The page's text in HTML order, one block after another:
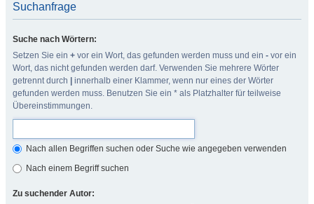
Suchanfrage
Suche nach Wörtern:
Setzen Sie ein + vor ein Wort, das gefunden werden muss und ein - vor ein
Wort, das nicht gefunden werden darf. Verwenden Sie mehrere Wörter
getrennt durch
innerhalb einer Klammer, wenn nur eines der Wörter
gefunden werden muss. Benutzen Sie ein * als Platzhalter für teilweise
Übereinstimmungen.
Nach allen Begriffen suchen oder Suche wie angegeben verwenden
Nach einem Begriff suchen
Zu suchender Autor: